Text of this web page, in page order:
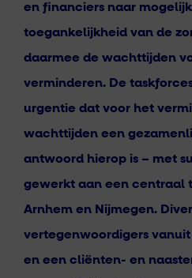
en financiers naar
toegankelijkheid van de
daarmee de wachttijden
verminderen. De
urgentie dat voor het
wachttijden een
antwoord hierop is – met
gewerkt aan een centraal
Arnhem en Nijmegen.
vertegenwoordigers
en een cliënten- en